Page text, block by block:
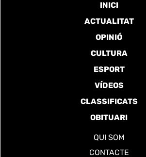
INICI
ACTUALITAT
OPINIÓ
CULTURA
ESPORT
VÍDEOS
CLASSIFICATS
OBITUARI
QUI SOM
CONTACTE